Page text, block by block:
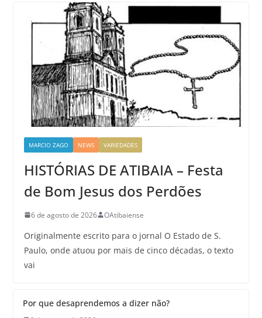
MARCIO ZAGO NEWS VARIEDADES
HISTÓRIAS DE ATIBAIA – Festa
de Bom Jesus dos Perdões
6 de agosto de 2026 OAtibaiense
Originalmente escrito para o jornal O Estado de S.
Paulo, onde atuou por mais de cinco décadas, o texto
vai
Por que desaprendemos a dizer não?